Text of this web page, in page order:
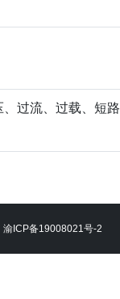
过流、过载、短
渝ICP备19008021号-2